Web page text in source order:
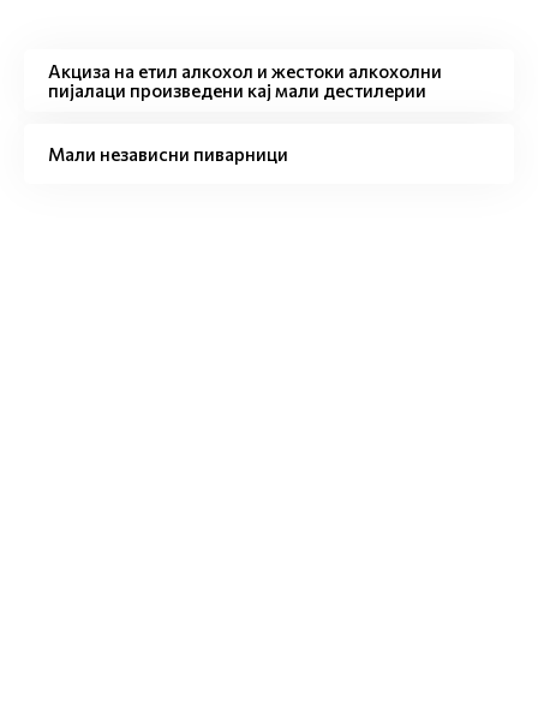
Акциза на етил алкохол и жестоки алкохолни
пијалаци произведени кај мали дестилерии
Мали независни пиварници